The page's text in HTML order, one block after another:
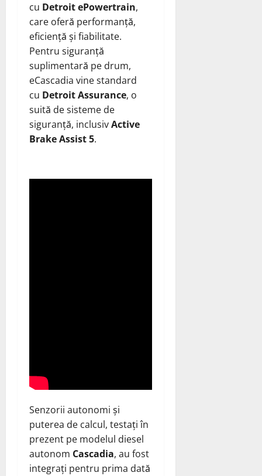
cu Detroit ePowertrain,
care oferă performanță,
eficiență și fiabilitate.
Pentru siguranță
suplimentară pe drum,
eCascadia vine standard
cu Detroit Assurance, o
suită de sisteme de
siguranță, inclusivActive
Brake Assist 5.
Senzorii autonomi și
puterea de calcul, testați în
prezent pe modelul diesel
autonom Cascadia, au fost
integrați pentru prima dată